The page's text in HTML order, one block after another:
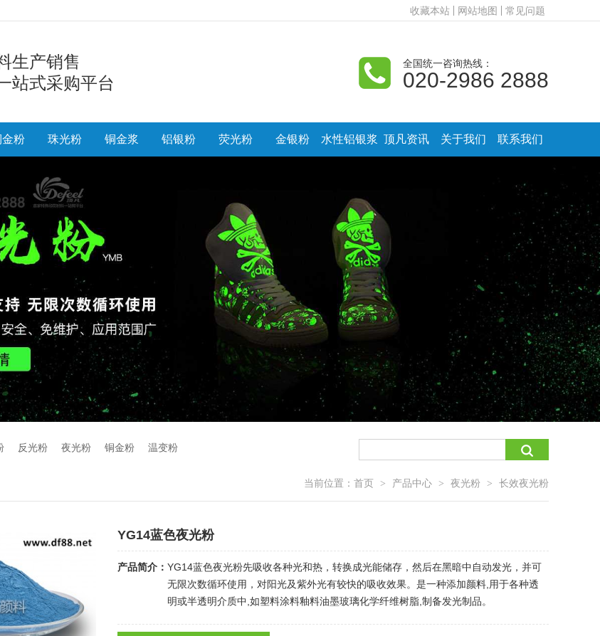
收藏本站 网站地图 常见问题
生产销售
站式采购平台
全国统一咨询热线：
020-2986 2888
金粉 珠光粉 铜金浆 铝银粉 荧光粉 金银粉 水性铝银浆 顶凡资讯 关于我们 联系我们
反光粉 夜光粉 铜金粉 温变粉
当前位置： 首页 > 产品中心 > 夜光粉 > 长效夜光粉
YG14蓝色夜光粉
产品简介：YG14蓝色夜光粉先吸收各种光和热，转换成光能储存，然后在黑暗中自动发光，并可
无限次数循环使用，对阳光及紫外光有较快的吸收效果。是一种添加颜料,用于各种透
明或半透明介质中,如塑料涂料釉料油墨玻璃化学纤维树脂,制备发光制品。